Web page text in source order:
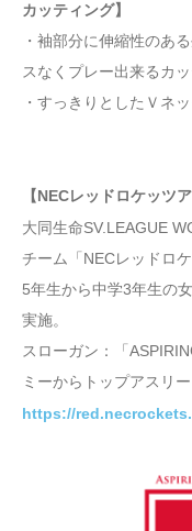
カッティング】
・袖部分に伸縮性のあ
スなくプレー出来るカ
・すっきりとしたＶネ
【NECレッドロケッツ
大同生命SV.LEAGUE
チーム「NECレッドロ
5年生から中学3年生の
実施。
スローガン：「
ミーからトップアスリー
https://